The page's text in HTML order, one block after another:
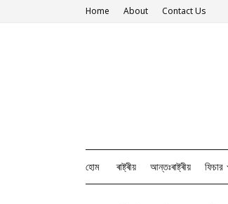
Home About Contact Us
হোম ৰাষ্ট্ৰীয় আন্তঃৰাষ্ট্ৰীয় ফিচার